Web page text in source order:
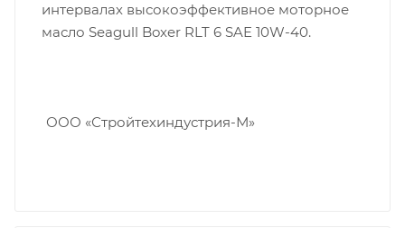
интервалах высокоэффективное моторное
масло Seagull Boxer RLT 6 SAE 10W-40.
ООО «Стройтехиндустрия-М»